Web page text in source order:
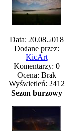
Data: 20.08.2018
Dodane przez:
KicArt
Komentarzy: 0
Ocena: Brak
Wyświetleń: 2412
Sezon burzowy